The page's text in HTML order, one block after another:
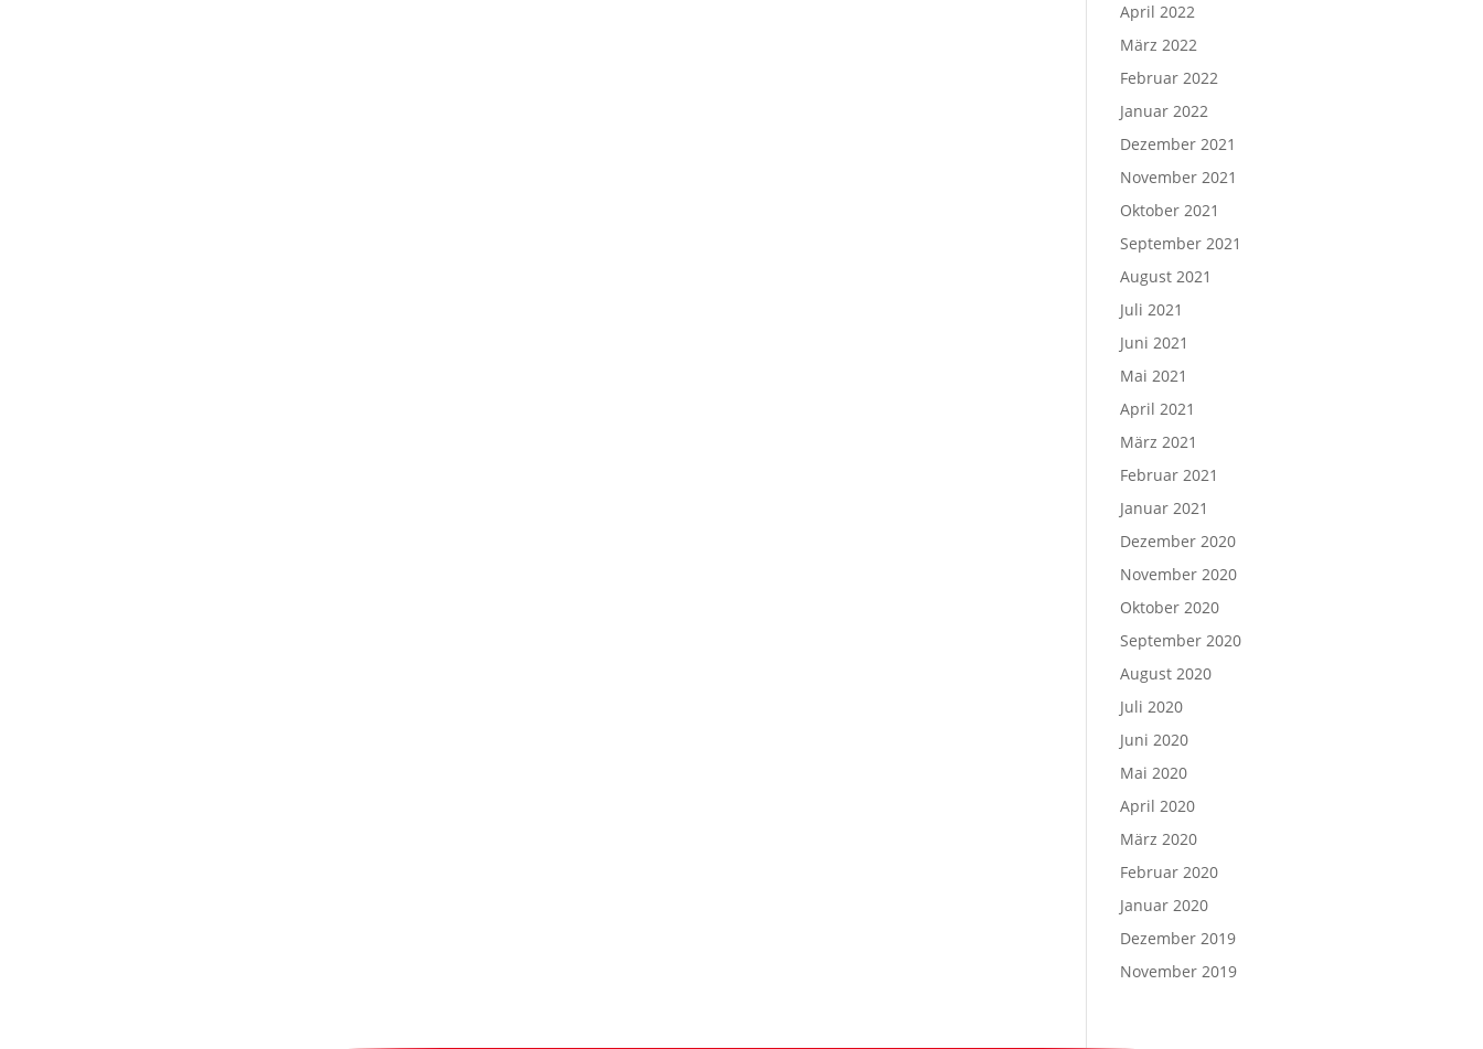
April 2022
März 2022
Februar 2022
Januar 2022
Dezember 2021
November 2021
Oktober 2021
September 2021
August 2021
Juli 2021
Juni 2021
Mai 2021
April 2021
März 2021
Februar 2021
Januar 2021
Dezember 2020
November 2020
Oktober 2020
September 2020
August 2020
Juli 2020
Juni 2020
Mai 2020
April 2020
März 2020
Februar 2020
Januar 2020
Dezember 2019
November 2019